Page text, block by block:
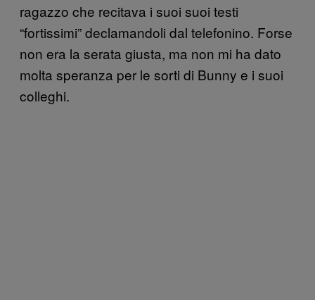
ragazzo che recitava i suoi suoi testi
“fortissimi” declamandoli dal telefonino. Forse
non era la serata giusta, ma non mi ha dato
molta speranza per le sorti di Bunny e i suoi
colleghi.